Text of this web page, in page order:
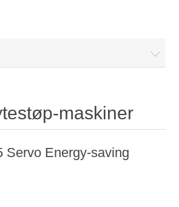
maskiner
Servo Energy-saving